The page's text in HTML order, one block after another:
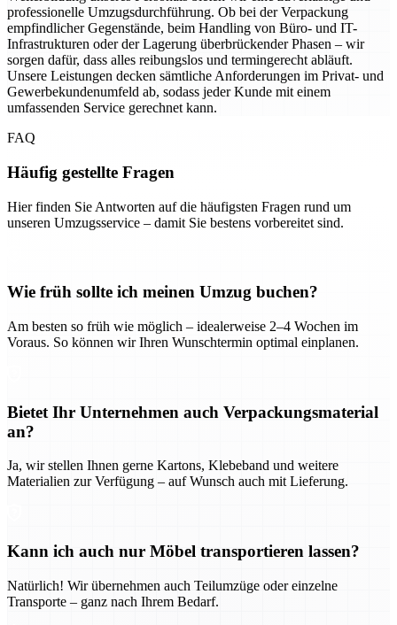
professionelle Umzugsdurchführung. Ob bei der Verpackung
empfindlicher Gegenstände, beim Handling von Büro- und IT-
Infrastrukturen oder der Lagerung überbrückender Phasen – wir
sorgen dafür, dass alles reibungslos und termingerecht abläuft.
Unsere Leistungen decken sämtliche Anforderungen im Privat- und
Gewerbekundenumfeld ab, sodass jeder Kunde mit einem
umfassenden Service gerechnet kann.
FAQ
Häufig gestellte Fragen
Hier finden Sie Antworten auf die häufigsten Fragen rund um
unseren Umzugsservice – damit Sie bestens vorbereitet sind.
Wie früh sollte ich meinen Umzug buchen?
Am besten so früh wie möglich – idealerweise 2–4 Wochen im
Voraus. So können wir Ihren Wunschtermin optimal einplanen.
Bietet Ihr Unternehmen auch Verpackungsmaterial
an?
Ja, wir stellen Ihnen gerne Kartons, Klebeband und weitere
Materialien zur Verfügung – auf Wunsch auch mit Lieferung.
Kann ich auch nur Möbel transportieren lassen?
Natürlich! Wir übernehmen auch Teilumzüge oder einzelne
Transporte – ganz nach Ihrem Bedarf.